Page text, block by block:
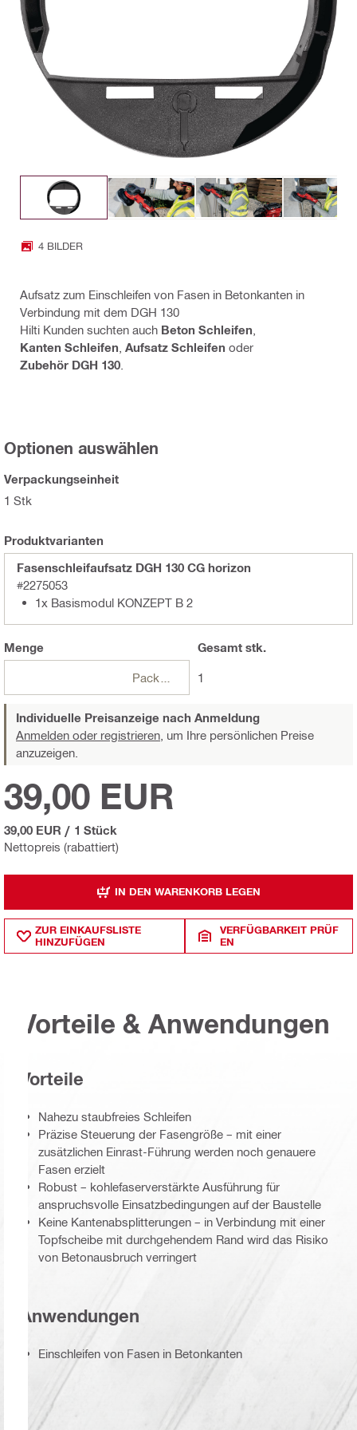
4 BILDER
Aufsatz zum Einschleifen von Fasen in Betonkanten in
Verbindung mit dem DGH 130
Hilti Kunden suchten auch Beton Schleifen
Kanten Schleifen Aufsatz Schleifen oder
Zubehör DGH 130
Optionen auswählen
Verpackungseinheit
1 Stk
Produktvarianten
Fasenschleifaufsatz DGH 130 CG horizon
#2275053
1x Basismodul KONZEPT B 2
Menge
Packungen
Gesamtstk.
1
Individuelle Preisanzeige nach Anmeldung
Anmelden oder registrieren, um Ihre persönlichen Preise
anzuzeigen.
Nettopreis (rabattiert)
39,00 EUR
39,00 EUR / 1 Stück
IN DEN WARENKORB LEGEN
ZUR EINKAUFSLISTE
HINZUFÜGEN
VERFÜGBARKEIT PRÜF
EN
Vorteile & Anwendungen
Vorteile
Nahezu staubfreies Schleifen
Präzise Steuerung der Fasengröße – mit einer
zusätzlichen Einrast-Führung werden noch genauere
Fasen erzielt
Robust – kohlefaserverstärkte Ausführung für
anspruchsvolle Einsatzbedingungen auf der Baustelle
Keine Kantenabsplitterungen – in Verbindung mit einer
Topfscheibe mit durchgehendem Rand wird das Risiko
von Betonausbruch verringert
Anwendungen
Einschleifen von Fasen in Betonkanten